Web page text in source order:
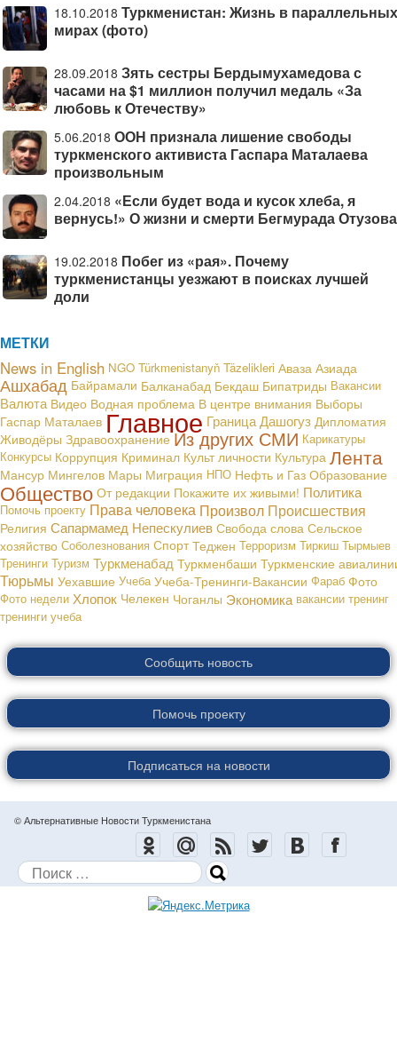
18.10.2018 Туркменистан: Жизнь в параллельных
мирах (фото)
28.09.2018 Зять сестры Бердымухамедова с
часами на $1 миллион получил медаль «За
любовь к Отечеству»
5.06.2018 ООН признала лишение свободы
туркменского активиста Гаспара Маталаева
произвольным
2.04.2018 «Если будет вода и кусок хлеба, я
вернусь!» О жизни и смерти Бегмурада Отузова
19.02.2018 Побег из «рая». Почему
туркменистанцы уезжают в поисках лучшей
доли
МЕТКИ
News in English NGO Türkmenistanyň Täzelikleri Аваза Азиада
Ашхабад Байрамали Балканабад Бекдаш Бипатриды Вакансии
Валюта Видео Водная проблема В центре внимания Выборы
Гаспар Маталаев Главное ГраницаДашогуз Дипломатия
Живодёры Здравоохранение Из других СМИ Карикатуры
Конкурсы Коррупция Криминал Культ личности Культура Лента
Мансур Мингелов Мары Миграция НПО Нефть и Газ Образование
Общество От редакции Покажите их живыми! Политика
Помочь проекту Права человека Произвол Происшествия
Религия Сапармамед Непескулиев Свобода слова Сельское
хозяйство Соболезнования Спорт Теджен Терроризм Тиркиш Тырмыев
Тренинги Туризм Туркменабад Туркменбаши Туркменские
Тюрьмы Уехавшие Учеба Учеба-Тренинги-Вакансии Фараб Фото
Фото недели Хлопок Челекен Чоганлы Экономика вакансии тренинг
тренинги учеба
Сообщить новость
Помочь проекту
Подписаться на новости
© Альтернативные Новости Туркменистана
Поиск